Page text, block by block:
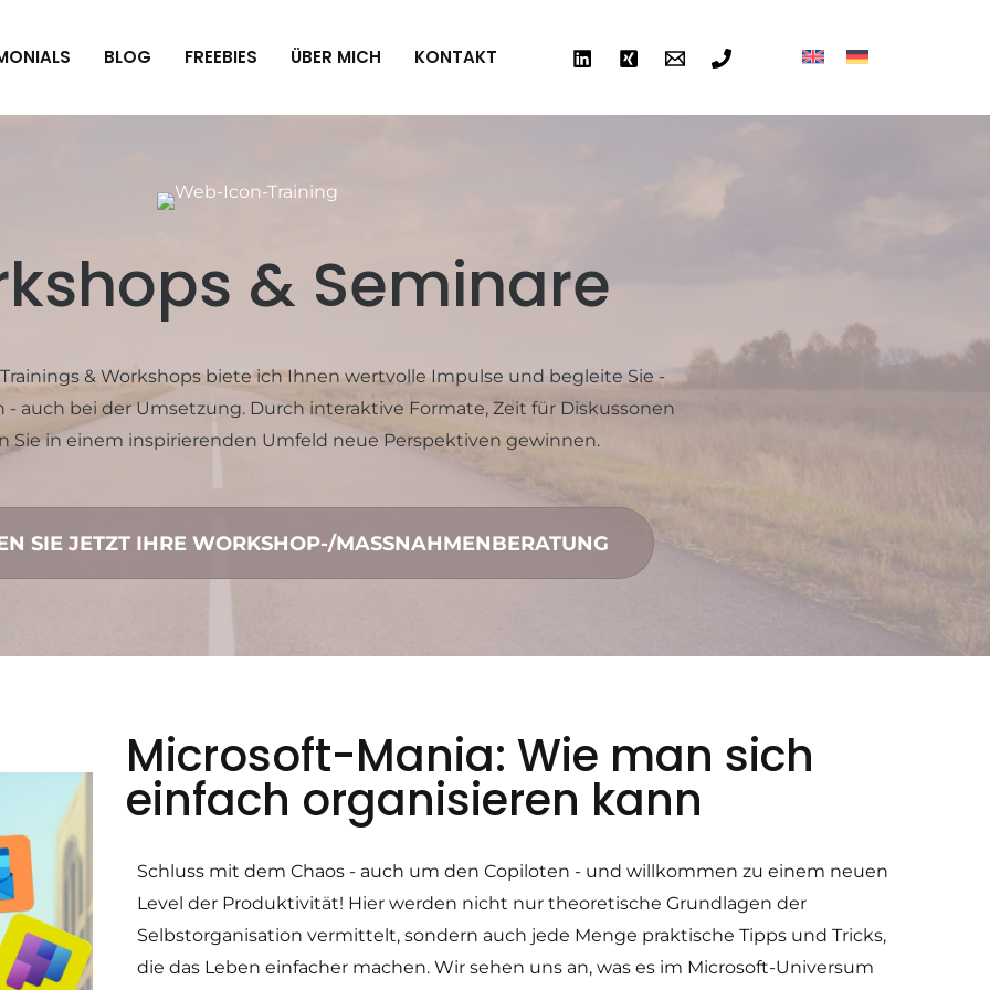
BLOG FREEBIES ÜBER MICH KONTAKT
& Seminare
& Workshops biete ich Ihnen wertvolle Impulse und begleite Sie -
- auch bei der Umsetzung. Durch interaktive Formate, Zeit für Diskussonen
Sie in einem inspirierenden Umfeld neue Perspektiven gewinnen.
SIE JETZT IHRE WORKSHOP-/MASSNAHMENBERATUNG
Microsoft-Mania: Wie man sich
einfach organisieren kann
Schluss mit dem Chaos - auch um den Copiloten - und willkommen zu einem neuen
Level der Produktivität! Hier werden nicht nur theoretische Grundlagen der
Selbstorganisation vermittelt, sondern auch jede Menge praktische Tipps und Tricks,
die das Leben einfacher machen. Wir sehen uns an, was es im Microsoft-Universum